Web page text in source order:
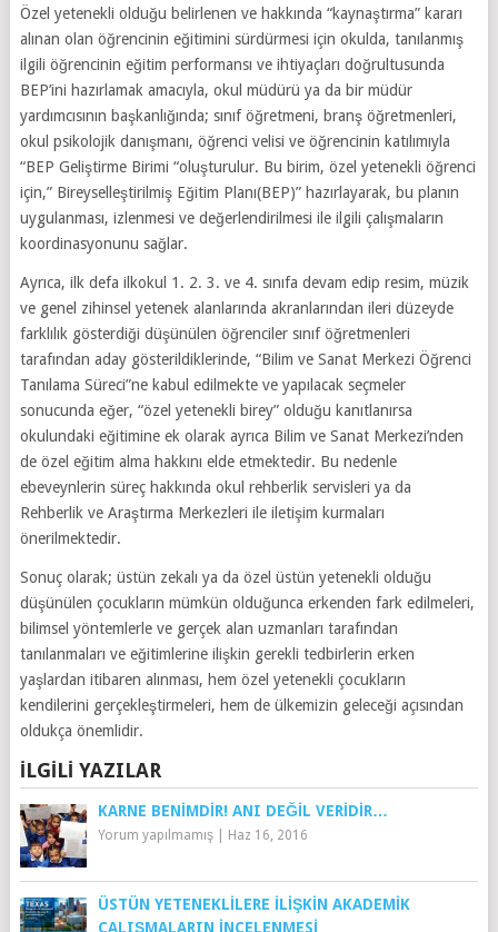
Özel yetenekli olduğu belirlenen ve hakkında “kaynaştırma” kararı
alınan olan öğrencinin eğitimini sürdürmesi için okulda, tanılanmış
ilgili öğrencinin eğitim performansı ve ihtiyaçları doğrultusunda
BEP’ini hazırlamak amacıyla, okul müdürü ya da bir müdür
yardımcısının başkanlığında; sınıf öğretmeni, branş öğretmenleri,
okul psikolojik danışmanı, öğrenci velisi ve öğrencinin katılımıyla
“BEP Geliştirme Birimi “oluşturulur. Bu birim, özel yetenekli öğrenci
için,” Bireyselleştirilmiş Eğitim Planı(BEP)” hazırlayarak, bu planın
uygulanması, izlenmesi ve değerlendirilmesi ile ilgili çalışmaların
koordinasyonunu sağlar.
Ayrıca, ilk defa ilkokul 1. 2. 3. ve 4. sınıfa devam edip resim, müzik
ve genel zihinsel yetenek alanlarında akranlarından ileri düzeyde
farklılık gösterdiği düşünülen öğrenciler sınıf öğretmenleri
tarafından aday gösterildiklerinde, “Bilim ve Sanat Merkezi Öğrenci
Tanılama Süreci”ne kabul edilmekte ve yapılacak seçmeler
sonucunda eğer, “özel yetenekli birey” olduğu kanıtlanırsa
okulundaki eğitimine ek olarak ayrıca Bilim ve Sanat Merkezi’nden
de özel eğitim alma hakkını elde etmektedir. Bu nedenle
ebeveynlerin süreç hakkında okul rehberlik servisleri ya da
Rehberlik ve Araştırma Merkezleri ile iletişim kurmaları
önerilmektedir.
Sonuç olarak; üstün zekalı ya da özel üstün yetenekli olduğu
düşünülen çocukların mümkün olduğunca erkenden fark edilmeleri,
bilimsel yöntemlerle ve gerçek alan uzmanları tarafından
tanılanmaları ve eğitimlerine ilişkin gerekli tedbirlerin erken
yaşlardan itibaren alınması, hem özel yetenekli çocukların
kendilerini gerçekleştirmeleri, hem de ülkemizin geleceği açısından
oldukça önemlidir.
İLGILI YAZILAR
KARNE BENIMDIR! ANI DEĞIL VERIDIR…
Yorum yapılmamış| Haz 16, 2016
ÜSTÜN YETENEKLILERE İLIŞKIN AKADEMIK
ÇALIŞMALARIN İNCELENMESI